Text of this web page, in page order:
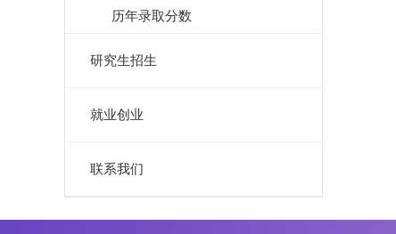
历年录取分数
研究生招生
就业创业
联系我们